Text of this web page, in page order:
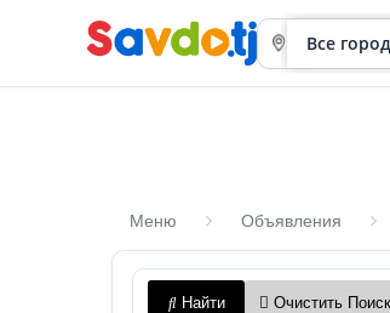
Меню Объявления
Найти Очистить Поиск